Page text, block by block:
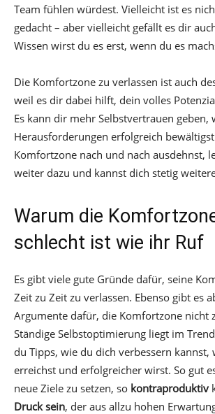
Team fühlen würdest. Vielleicht ist es
gedacht – aber vielleicht gefällt es dir
Wissen wirst du es erst, wenn du es
Die Komfortzone zu verlassen ist auch
weil es dir dabei hilft, dein volles
Es kann dir mehr Selbstvertrauen geben,
Herausforderungen erfolgreich
Komfortzone nach und nach ausdehnst,
weiter dazu und kannst dich stetig
Warum die
schlecht ist wie ihr Ruf
Es gibt viele gute Gründe dafür, seine
Zeit zu Zeit zu verlassen. Ebenso gibt es
Argumente dafür, die Komfortzone nicht
Ständige Selbstoptimierung liegt im
du Tipps, wie du dich verbessern kannst,
erreichst und erfolgreicher wirst. So gut
neue Ziele zu setzen, so kontraproduktiv
Druck sein, der aus allzu hohen